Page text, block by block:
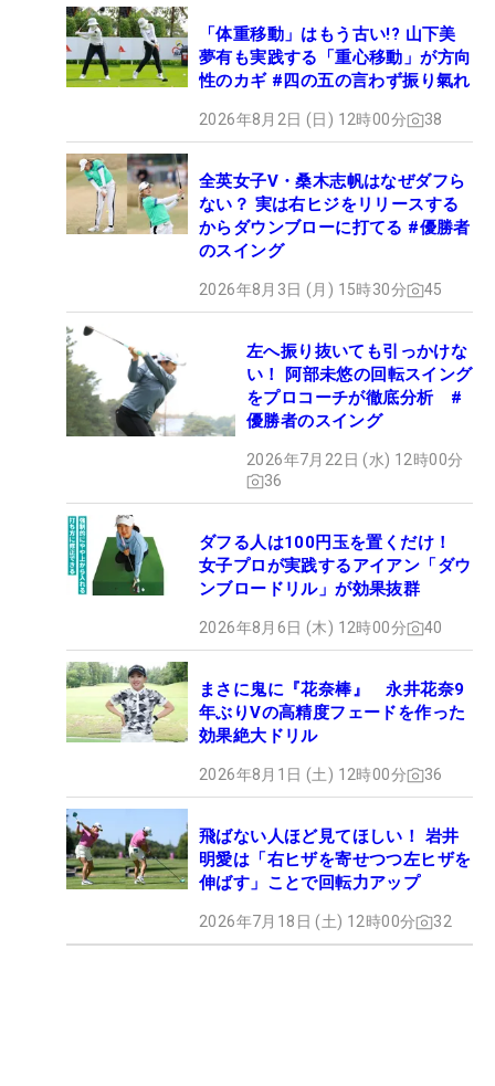
「体重移動」はもう古い!? 山下美
夢有も実践する「重心移動」が方向
性のカギ #四の五の言わず振り氣れ
2026年8月2日 (日) 12時00分 38
全英女子V・桑木志帆はなぜダフら
ない？ 実は右ヒジをリリースする
からダウンブローに打てる #優勝者
のスイング
2026年8月3日 (月) 15時30分 45
左へ振り抜いても引っかけな
い！ 阿部未悠の回転スイング
をプロコーチが徹底分析 #
優勝者のスイング
2026年7月22日 (水) 12時00分
36
ダフる人は100円玉を置くだけ！
女子プロが実践するアイアン「ダウ
ンブロードリル」が効果抜群
2026年8月6日 (木) 12時00分 40
まさに鬼に『花奈棒』 永井花奈9
年ぶりVの高精度フェードを作った
効果絶大ドリル
2026年8月1日 (土) 12時00分 36
飛ばない人ほど見てほしい！ 岩井
明愛は「右ヒザを寄せつつ左ヒザを
伸ばす」ことで回転力アップ
2026年7月18日 (土) 12時00分 32